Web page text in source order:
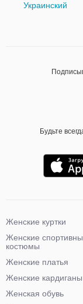
Украинский
Будьте
Женские куртки
Женские
костюмы
Женские платья
Женские кардиганы
Женская обувь